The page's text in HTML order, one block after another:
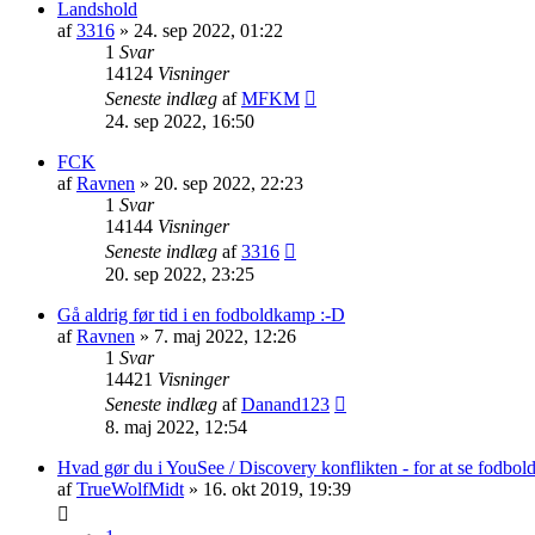
Landshold
af3316 » 24. sep 2022, 01:22
1 Svar
14124 Visninger
Seneste indlæg afMFKM
24. sep 2022, 16:50
FCK
afRavnen » 20. sep 2022, 22:23
1 Svar
14144 Visninger
Seneste indlæg af3316
20. sep 2022, 23:25
Gå aldrig før tid i en fodboldkamp :-D
afRavnen » 7. maj 2022, 12:26
1 Svar
14421 Visninger
Seneste indlæg afDanand123
8. maj 2022, 12:54
Hvad gør du i YouSee / Discovery konflikten - for at se
afTrueWolfMidt » 16. okt 2019, 19:39